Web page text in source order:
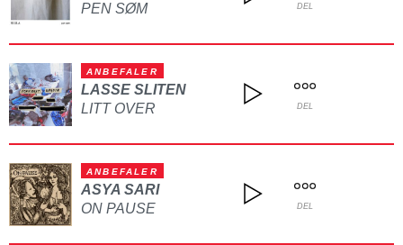
PEN SØM
DEL
ANBEFALER
LASSE SLITEN
LITT OVER
DEL
ANBEFALER
ASYA SARI
ON PAUSE
DEL